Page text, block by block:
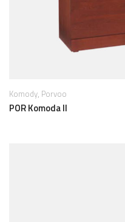
Komody, Porvoo
POR Komoda II